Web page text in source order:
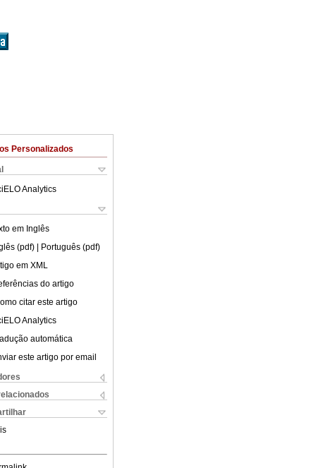
Personalizados
Analytics
em Inglês
(pdf) | Português (pdf)
em XML
do artigo
citar este artigo
Analytics
automática
este artigo por email